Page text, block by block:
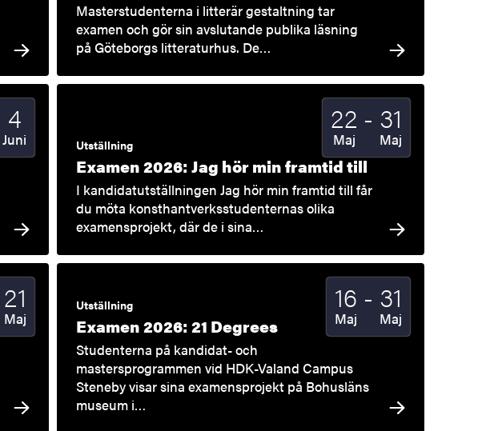
Startdatum
4
Juni
2026
Startdatum
21
Maj
2026
Masterstudenterna i litterär gestaltning tar
examen och gör sin avslutande publika läsning
på Göteborgs litteraturhus. De…
Utställning
Examen 2026: Jag hör min framtid till
I kandidatutställningen Jag hör min framtid till får
du möta konsthantverksstudenternas olika
examensprojekt, där de i sina…
Startdatum
22
Maj
2026 Till
- Slutdatum
31
Maj
2026
Utställning
Examen 2026: 21 Degrees
Studenterna på kandidat- och
mastersprogrammen vid HDK-Valand Campus
Steneby visar sina examensprojekt på Bohusläns
museum i…
Startdatum
16
Maj
2026 Till
- Slutdatum
31
Maj
2026